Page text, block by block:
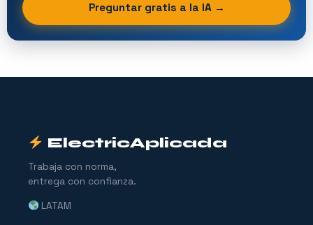
Preguntar gratis a la IA →
ElectricAplicada
Trabaja con norma,
entrega con confianza.
LATAM